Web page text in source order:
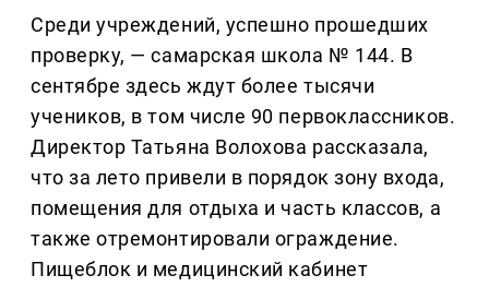
Среди учреждений, успешно прошедших
проверку, — самарская школа № 144. В
сентябре здесь ждут более тысячи
учеников, в том числе 90 первоклассников.
Директор Татьяна Волохова рассказала,
что за лето привели в порядок зону входа,
помещения для отдыха и часть классов, а
также отремонтировали ограждение.
Пищеблок и медицинский кабинет